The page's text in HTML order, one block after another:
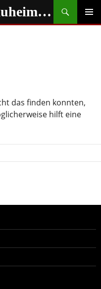
Schachclub Bad Nauheim e.V.
das finden konnten,
hilft eine